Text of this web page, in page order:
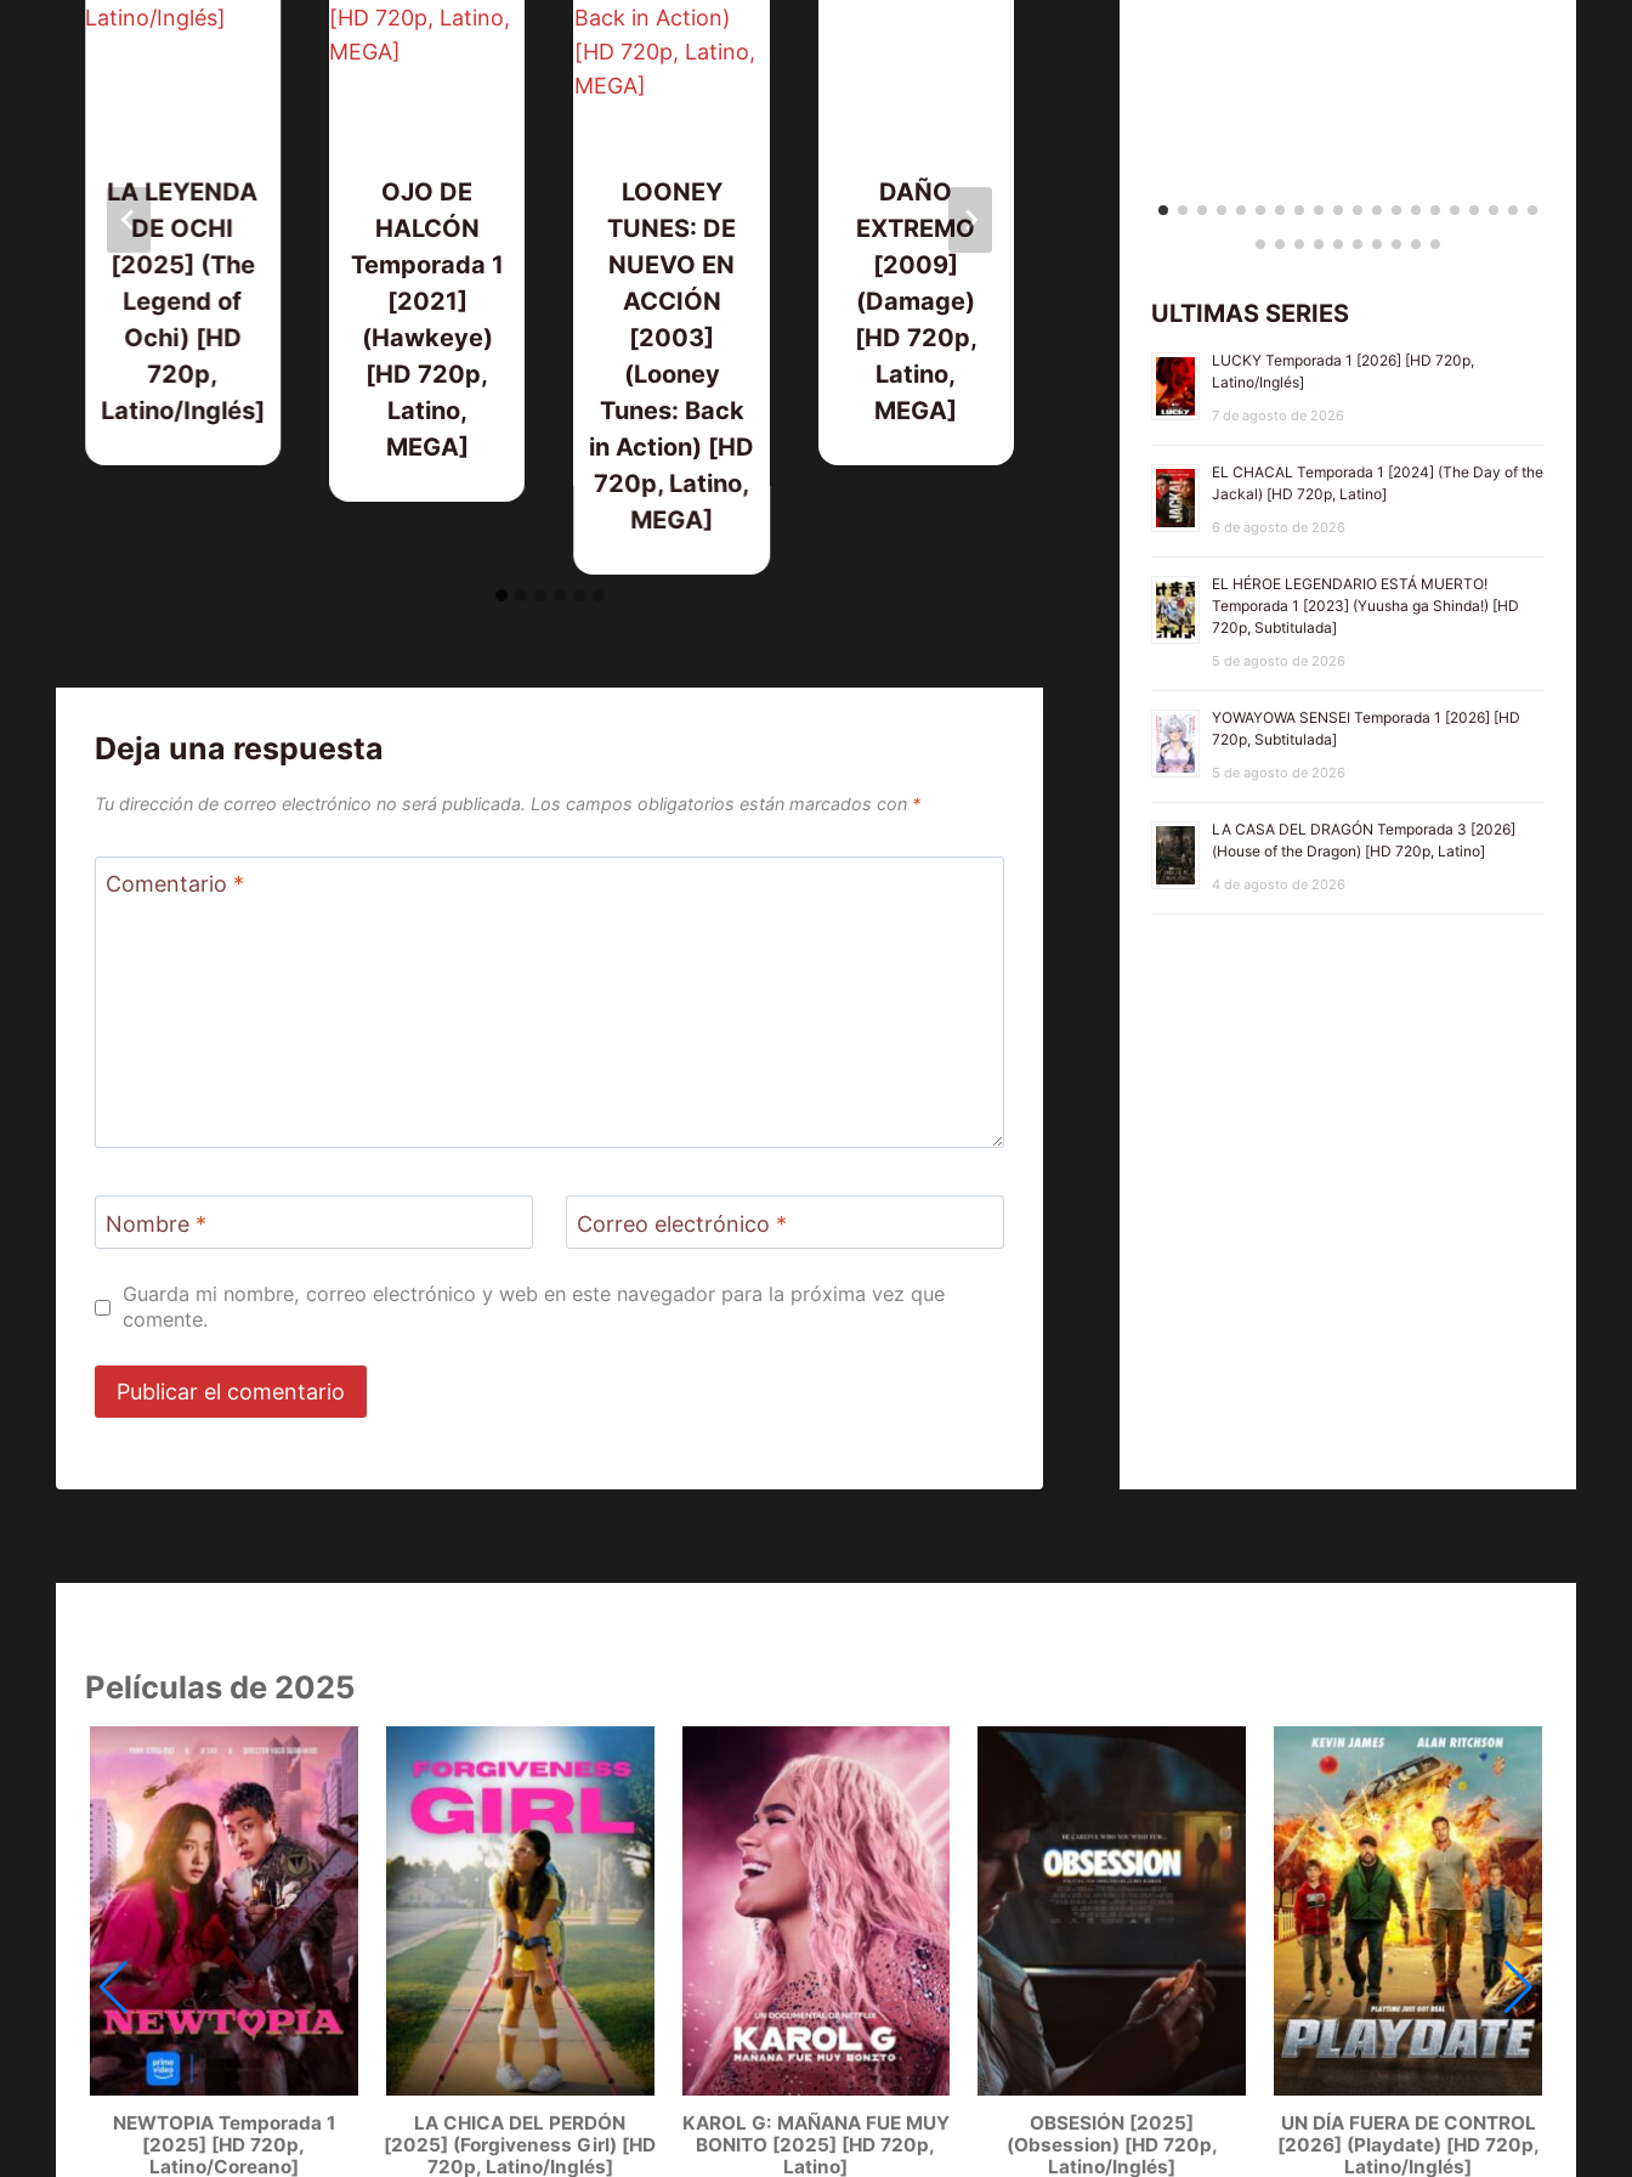
LA LEYENDA
DE OCHI
[2025] (The
Legend of
Ochi) [HD
720p,
Latino/Inglés]
OJO DE
HALCÓN
Temporada 1
[2021]
(Hawkeye)
[HD 720p,
Latino,
MEGA]
LOONEY
TUNES: DE
NUEVO EN
ACCIÓN
[2003]
(Looney
Tunes: Back
in Action) [HD
720p, Latino,
MEGA]
DAÑO
EXTREMO
[2009]
(Damage)
[HD 720p,
Latino,
MEGA]
ORIGEN DE
Temporada 1
[2023] [HD
MEGA]
Deja una respuesta
Tu dirección de correo electrónico no será publicada. Los campos obligatorios están marcados con *
Comentario *
Nombre * Correo electrónico *
Guarda mi nombre, correo electrónico y web en este navegador para la próxima vez que
comente.
ULTIMAS SERIES
LUCKY Temporada 1 [2026] [HD 720p,
Latino/Inglés]
7 de agosto de 2026
EL CHACAL Temporada 1 [2024] (The Day of the
Jackal) [HD 720p, Latino]
6 de agosto de 2026
EL HÉROE LEGENDARIO ESTÁ MUERTO!
Temporada 1 [2023] (Yuusha ga Shinda!) [HD
720p, Subtitulada]
5 de agosto de 2026
YOWAYOWA SENSEI Temporada 1 [2026] [HD
720p, Subtitulada]
5 de agosto de 2026
LA CASA DEL DRAGÓN Temporada 3 [2026]
(House of the Dragon) [HD 720p, Latino]
4 de agosto de 2026
Películas de 2025
NEWTOPIA Temporada 1
[2025] [HD 720p,
Latino/Coreano]
LA CHICA DEL PERDÓN
[2025] (Forgiveness Girl) [HD
720p, Latino/Inglés]
KAROL G: MAÑANA FUE MUY
BONITO [2025] [HD 720p,
Latino]
OBSESIÓN [2025]
(Obsession) [HD 720p,
Latino/Inglés]
UN DÍA FUERA DE CONTROL
[2026] (Playdate) [HD 720p,
Latino/Inglés]